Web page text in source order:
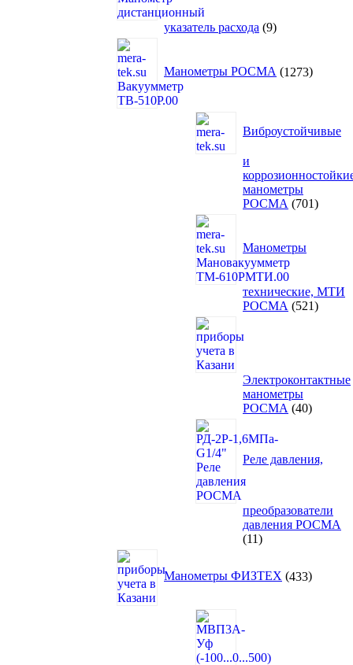
указатель расхода 99
Манометры РОСМА 1273
Виброустойчивые
и
манометры
РОСМА
701701
Манометры
технические, МТИ
РОСМА
521521
Электроконтактные
манометры
РОСМА
4040
Реле давления,
преобразователи
давления РОСМА
1111
Манометры ФИЗТЕХ 433
товара